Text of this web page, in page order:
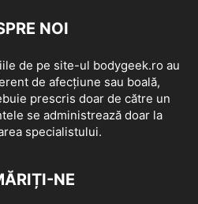
NOI
de pe site-ul bodygeek.ro au
de afecțiune sau boală,
prescris doar de către un
se administrează doar la
specialistului.
NE